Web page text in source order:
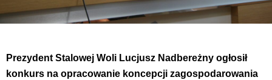
Prezydent Stalowej Woli Lucjusz Nadbereżny ogłosił
konkurs na opracowanie koncepcji zagospodarowania